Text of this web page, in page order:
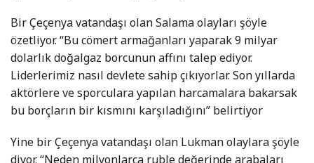
Bir Çeçenya vatandaşı olan Salama olayları şöyle
özetliyor. “Bu cömert armağanları yaparak 9 milyar
dolarlık doğalgaz borcunun affını talep ediyor.
Liderlerimiz nasıl devlete sahip çıkıyorlar. Son yıllarda
aktörlere ve sporculara yapılan harcamalara bakarsak
bu borçların bir kısmını karşıladığını” belirtiyor
Yine bir Çeçenya vatandaşı olan Lukman olaylara şöyle
diyor. “Neden milyonlarca ruble değerinde arabaları